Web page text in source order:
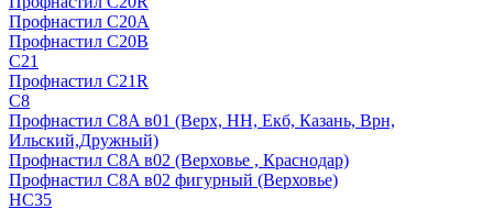
Профнастил С20А
Профнастил С20В
C21
Профнастил С21R
C8
Профнастил С8A в01 (Верх, НН, Екб, Казань, Врн,
Ильский,Дружный)
Профнастил С8A в02 (Верховье , Краснодар)
Профнастил С8A в02 фигурный (Верховье)
HС35